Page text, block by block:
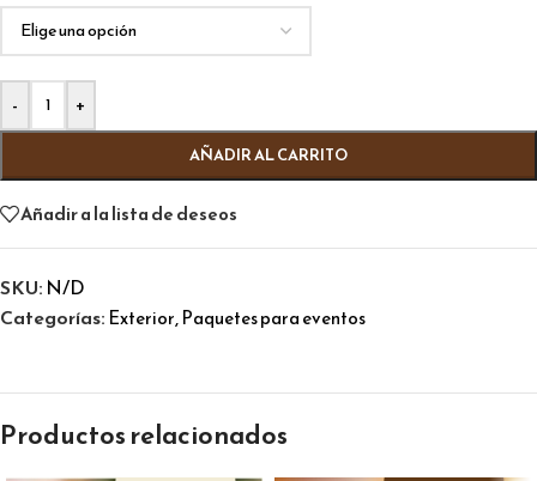
- +
AÑADIR AL CARRITO
Añadir a la lista de deseos
SKU: N/D
Categorías: Exterior,Paquetes para eventos
Productos relacionados